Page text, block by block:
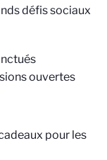
défis sociaux
ouvertes
pour les